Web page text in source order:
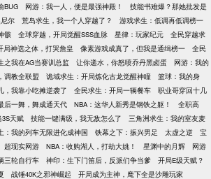
BUG 网游：我一人，便是最强神殿！
技能书难爆？那她批发是
尔 荒岛求生，我一个人穿越了？
游戏求生：低调再低调榜一
骸 全球穿越，开局觉醒SSS血脉 星律：玩家纪元
全民穿越求
局神选之体，打哭詹皇 像素游戏成真了，但我是通缉榜一
全民
之我在AG当赛训总监 让你递水，你怒喷乔丹黑卤蛋
网游：我的
调教全联盟 诡域求生：开局炼化古龙觉醒神瞳
篮球：我的身
，我靠小吃摊逆袭了 全民求生：开局一辆餐车
职业哥穿回十几
后一舞，舞成通天代 NBA：这华人新秀是钢铁之躯！
全职高
3S天赋 技能一键满级，我无敌怎么了
三角洲求生：我的室友麦
：我的列车无限进化成神国 铁幕之下：振兴男足 太虚之逆
宝
超现实网游 NBA：收购湖人，打劫大姚！ 星渊中的月辉
网游
三轮自行车 神印：生下门笛后，反派们争当爹
开局E级天赋？
战锤40K之邪神崛起 开局成为主神，麾下全是沙雕玩家